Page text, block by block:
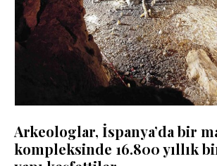
Arkeologlar, İspanya’da bir
kompleksinde 16.800 yıllık